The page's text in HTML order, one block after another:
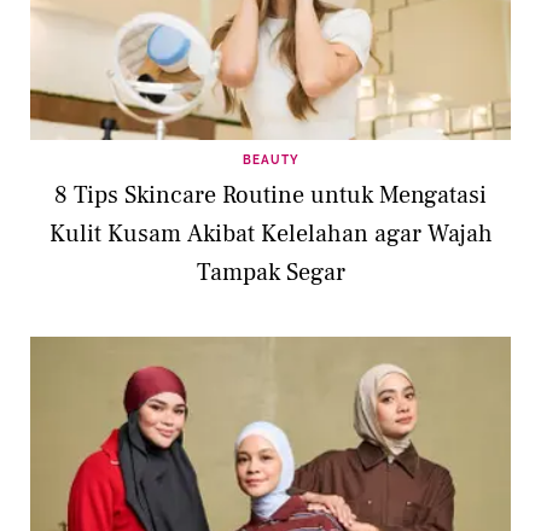
BEAUTY
8 Tips Skincare Routine untuk Mengatasi
Kulit Kusam Akibat Kelelahan agar Wajah
Tampak Segar